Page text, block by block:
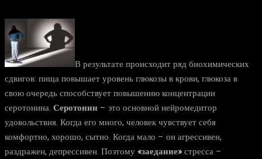
В результате происходит ряд биохимических
сдвигов: пища повышает уровень глюкозы в крови, глюкоза в
свою очередь способствует повышению концентрации
серотонина. Серотонин – это основной нейромедитор
удовольствия. Когда его много, человек чувствует себя
комфортно, хорошо, сытно. Когда мало – он агрессивен,
раздражен, депрессивен. Поэтому«заедание»стресса –